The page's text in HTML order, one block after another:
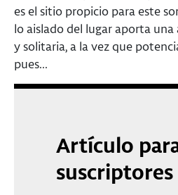
es el sitio propicio para este
lo aislado del lugar aporta
y solitaria, a la vez que
pues...
Artículo
suscriptores